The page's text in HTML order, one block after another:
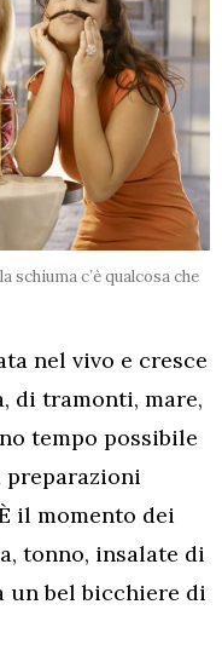
schiuma c’è qualcosa che
nel vivo e cresce
di tramonti, mare,
tempo possibile
il momento dei
tonno, insalate di
un bel bicchiere di